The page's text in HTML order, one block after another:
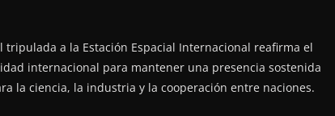
a la Estación Espacial Internacional reafirma el
internacional para mantener una presencia sostenida
la ciencia, la industria y la cooperación entre naciones.